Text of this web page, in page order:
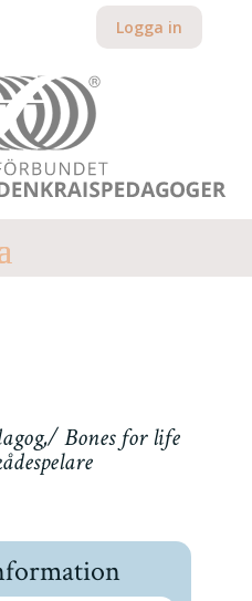
Logga in
Bones for life